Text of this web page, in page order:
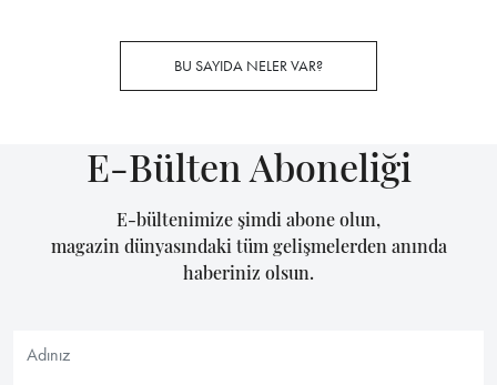
BU SAYIDA NELER VAR?
E-Bülten Aboneliği
E-bültenimize şimdi abone olun,
magazin dünyasındaki tüm gelişmelerden anında
haberiniz olsun.